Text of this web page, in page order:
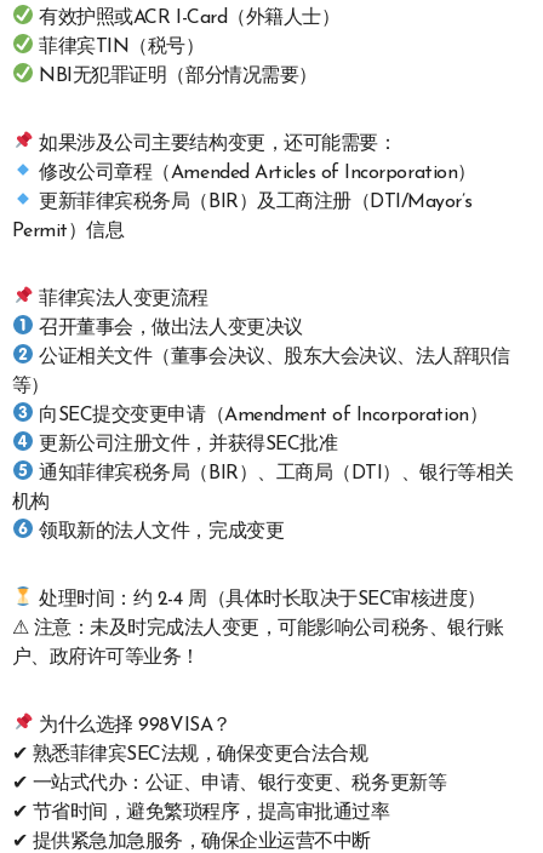
有效护照或ACR I-Card（外籍人士）
菲律宾TIN（税号）
NBI无犯罪证明（部分情况需要）
如果涉及公司主要结构变更，还可能需要：
修改公司章程（Amended Articles of Incorporation）
更新菲律宾税务局（BIR）及工商注册（DTI/Mayor’s
Permit）信息
菲律宾法人变更流程
召开董事会，做出法人变更决议
公证相关文件（董事会决议、股东大会决议、法人辞职信
等）
向SEC提交变更申请（Amendment of Incorporation）
更新公司注册文件，并获得SEC批准
通知菲律宾税务局（BIR）、工商局（DTI）、银行等相关
机构
领取新的法人文件，完成变更
处理时间：约 2-4 周（具体时长取决于SEC审核进度）
⚠ 注意：未及时完成法人变更，可能影响公司税务、银行账
户、政府许可等业务！
为什么选择 998VISA？
✔ 熟悉菲律宾SEC法规，确保变更合法合规
✔ 一站式代办：公证、申请、银行变更、税务更新等
✔ 节省时间，避免繁琐程序，提高审批通过率
✔ 提供紧急加急服务，确保企业运营不中断